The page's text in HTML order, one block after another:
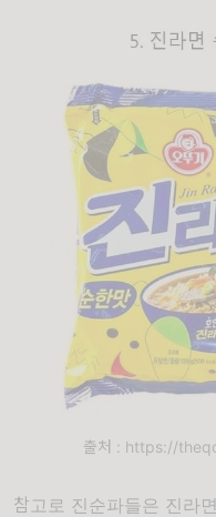
출처 : https://
참고로 진순파들은 진라